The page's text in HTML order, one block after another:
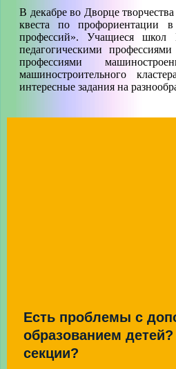
В декабре во Дворце
квеста по профориентации в
профессий». Учащиеся
педагогическими
профессиями
машиностроительного
интересные задания на
Есть проблемы с
образованием
секции?